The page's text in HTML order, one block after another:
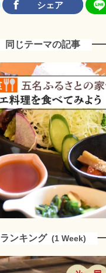
同じテーマの記事
ランキング (1 Week)